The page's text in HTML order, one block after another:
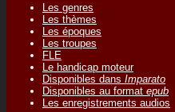
Les genres
Les thèmes
Les époques
Les troupes
FLE
Le handicap moteur
Disponibles dans Imparato
Disponibles au format epub
Les enregistrements audios